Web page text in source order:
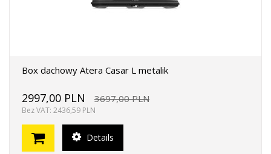
Box dachowy Atera Casar L metalik
2997,00 PLN 3697,00 PLN
Bez VAT: 2436,59 PLN
Details